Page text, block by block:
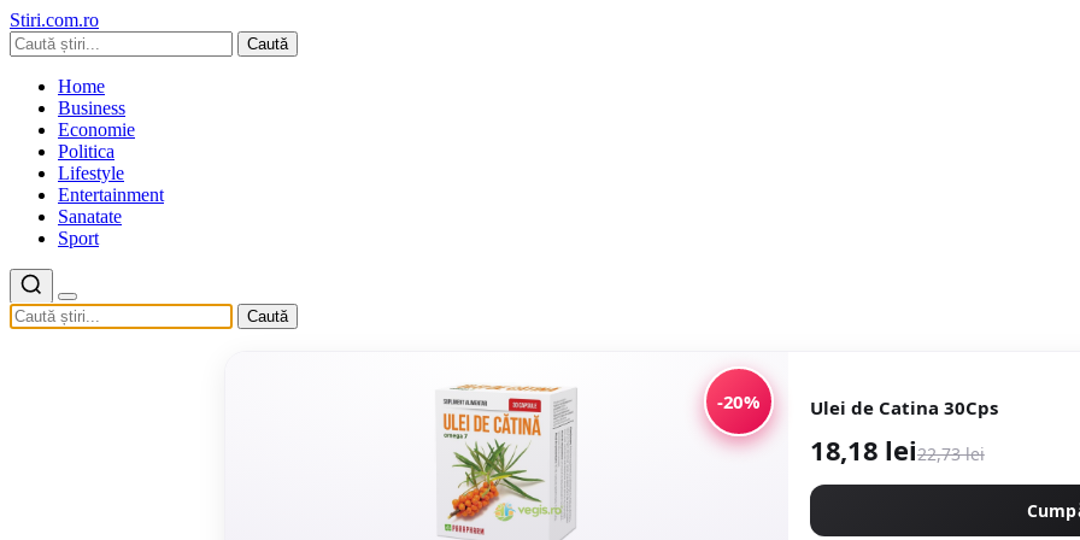
Stiri.com.ro
Caută
Home
Business
Economie
Politica
Lifestyle
Entertainment
Sanatate
Sport
Caută
-20% Ulei de Catina 30Cps
18,18 lei22,73 lei